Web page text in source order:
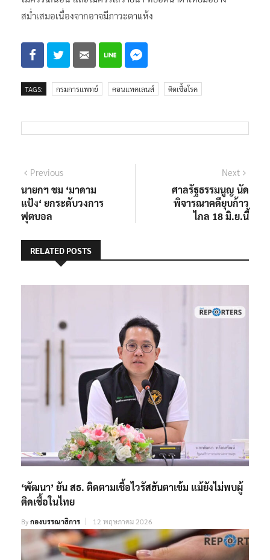
สม่ำเสมอเนื่องจากอาจมีภาวะตาแห้ง
TAGS: กรมการแพทย์ คอนแทคเลนส์ ติดเชื้อโรค
แนะแนว
เรื่อง
PreviousPrevious
post:
นายกฯ ชม ‘มาดาม
แป้ง‘ ยกระดับวงการ
ฟุตบอล
Next
ศาลรัฐธรรมนูญ นัด
พิจารณาคดียุบก้าว
ไกล 18 มิ.ย.นี้
RELATED POSTS
‘พัฒนา’ ยัน สธ. ติดตามเชื้อไวรัสฮันตาเข้ม แม้ยังไม่พบผู้
ติดเชื้อในไทย
Byกองบรรณาธิการ 12 พฤษภาคม 2026